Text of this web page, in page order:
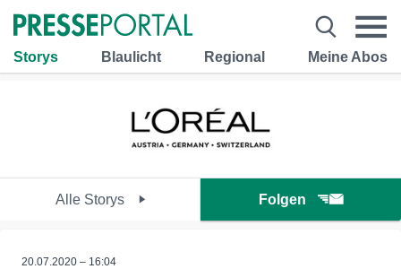
Storys Blaulicht Regional Meine Abos
Alle Storys Folgen
20.07.2020 – 16:04